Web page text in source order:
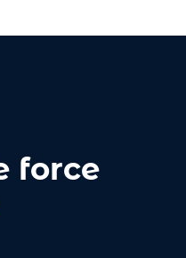
force